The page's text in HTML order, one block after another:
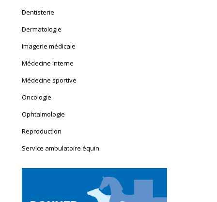
Dentisterie
Dermatologie
Imagerie médicale
Médecine interne
Médecine sportive
Oncologie
Ophtalmologie
Reproduction
Service ambulatoire équin